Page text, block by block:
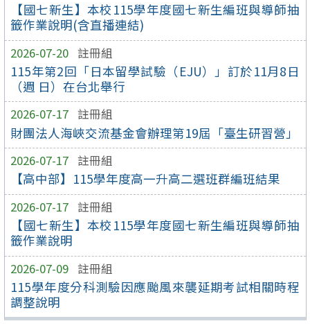
【國七新生】本校115學年度國七新生編班與導師抽
籤作業說明(含直播連結)
2026-07-20 註冊組
115年第2回「日本留學試驗（EJU）」訂於11月8日
（週 日）在台北舉行
2026-07-17 註冊組
財團法人海峽交流基金會辦理第19屆「臺生研習營」
2026-07-17 註冊組
【高中部】115學年度高一升高二選班群編班結果
2026-07-17 註冊組
【國七新生】本校115學年度國七新生編班與導師抽
籤作業說明
2026-07-09 註冊組
115學年度分科測驗因應颱風來襲延期考試相關時程
調整說明